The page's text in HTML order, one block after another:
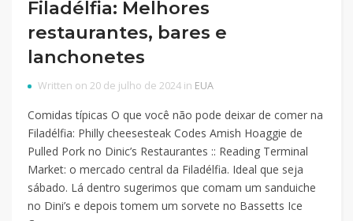
Filadélfia: Melhores
restaurantes, bares e
lanchonetes
Written on 20 de julho de 2024 in EUA
Comidas típicas O que você não pode deixar de comer na
Filadélfia: Philly cheesesteak Codes Amish Hoaggie de
Pulled Pork no Dinic’s Restaurantes :: Reading Terminal
Market: o mercado central da Filadélfia. Ideal que seja
sábado. Lá dentro sugerimos que comam um sanduiche
no Dini’s e depois tomem um sorvete no Bassetts Ice